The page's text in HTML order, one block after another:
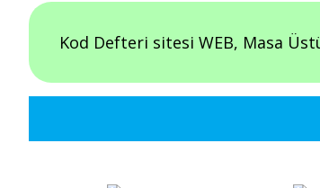
Kod Defteri sitesi WEB, Masa